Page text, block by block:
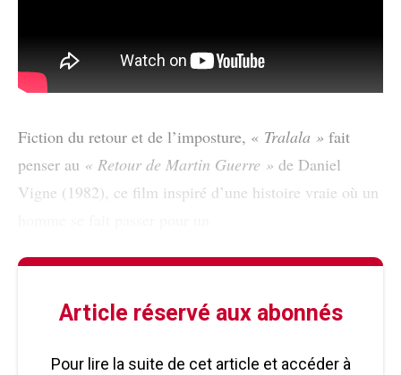
Fiction du retour et de l’imposture, « Tralala » fait
penser au « Retour de Martin Guerre » de Daniel
Vigne (1982), ce film inspiré d’une histoire vraie où un
Article réservé aux abonnés
Pour lire la suite de cet article et accéder à